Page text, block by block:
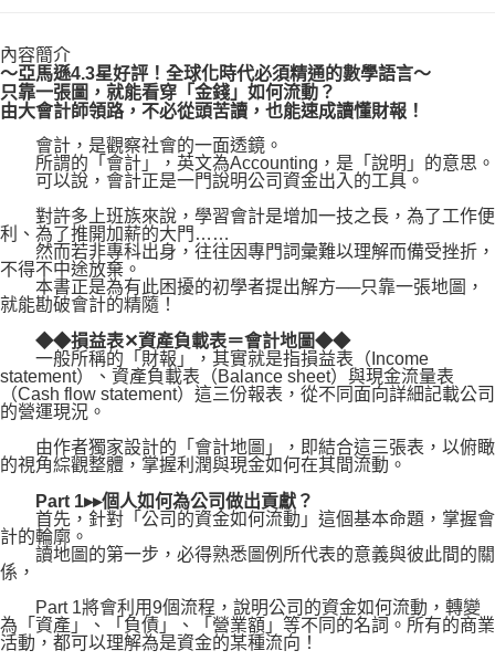
博客來商品配送方式
每筆NT$80，滿NT$1,000(含以上)免運費
內容簡介
～亞馬遜4.3星好評！全球化時代必須精通的數學語言～
只靠一張圖，就能看穿「金錢」如何流動？
由大會計師領路，不必從頭苦讀，也能速成讀懂財報！
會計，是觀察社會的一面透鏡。
所謂的「會計」，英文為Accounting，是「說明」的意思。
可以說，會計正是一門說明公司資金出入的工具。
對許多上班族來說，學習會計是增加一技之長，為了工作便
利、為了推開加薪的大門……
然而若非專科出身，往往因專門詞彙難以理解而備受挫折，
不得不中途放棄。
本書正是為有此困擾的初學者提出解方──只靠一張地圖，
就能勘破會計的精隨！
◆◆損益表✕資產負載表＝會計地圖◆◆
一般所稱的「財報」，其實就是指損益表（Income
statement）、資產負載表（Balance sheet）與現金流量表
（Cash flow statement）這三份報表，從不同面向詳細記載公司
的營運現況。
由作者獨家設計的「會計地圖」，即結合這三張表，以俯瞰
的視角綜觀整體，掌握利潤與現金如何在其間流動。
Part 1▸▸個人如何為公司做出貢獻？
首先，針對「公司的資金如何流動」這個基本命題，掌握會
計的輪廓。
讀地圖的第一步，必得熟悉圖例所代表的意義與彼此間的關
係，
Part 1將會利用9個流程，說明公司的資金如何流動，轉變
為「資產」、「負債」、「營業額」等不同的名詞。所有的商業
活動，都可以理解為是資金的某種流向！